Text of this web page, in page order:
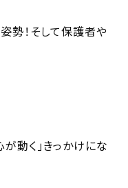
勢！そして保護者や
が動く」きっかけにな